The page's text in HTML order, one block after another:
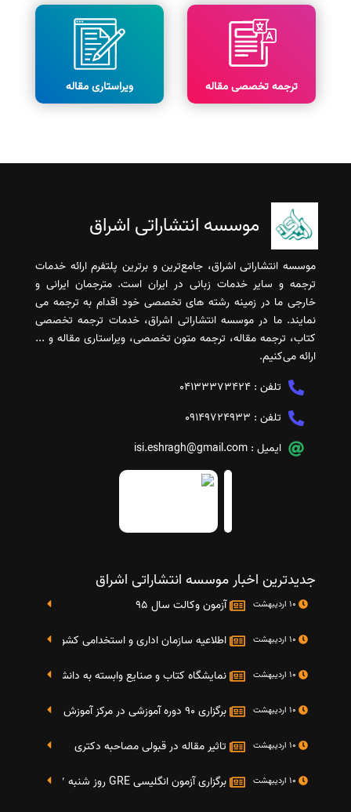
ترجمه تخصصی مقاله ویراستاری مقاله
موسسه انتشاراتی اشراق
موسسه انتشاراتی اشراق، جامع‌ترین و برترین پلتفرم ارائه خدمات
ترجمه و سایر خدمات زبانی در ایران است. مترجمان ایرانی و
خارجی ما در زمینه رشته های تخصصی خود اقدام به ترجمه می
نمایند. ما در موسسه انتشاراتی اشراق، خدمات ترجمه تخصصی
کتاب، ترجمه مقاله، ترجمه متون تخصصی، ویراستاری مقاله و ...
ارائه می‌کنیم.
تلفن : 04133373424
تلفن : 09149724933
ایمیل : isi.eshragh@gmail.com
جدیدترین اخبار موسسه انتشاراتی اشراق
آزمون وکالت سال 95
اطلاعیه سازمان اداری و استخدامی کشور در خصوص
نمایشگاه کتاب و صنایع وابسته به دانشگاه صنعتی شریف 4 الی 8 مهر
برگزاری 90 دوره آموزشی در مرکز آموزش فرهنگی دانشگاه علامه
تاثیر مقاله در قبولی مصاحبه دکتری
برگزاری آزمون انگلیسی GRE روز شنبه 27 شهریور(مقارن با 17 سپتامبر 2016)